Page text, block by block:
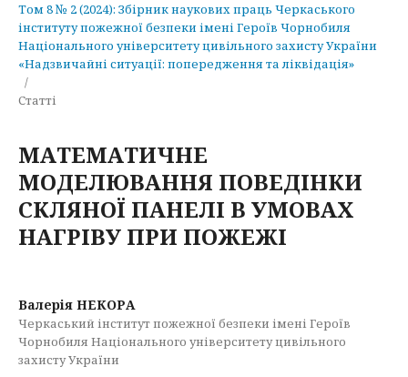
Том 8 № 2 (2024): Збірник наукових праць Черкаського
інституту пожежної безпеки імені Героїв Чорнобиля
Національного університету цивільного захисту України
«Надзвичайні ситуації: попередження та ліквідація»
/
Статті
МАТЕМАТИЧНЕ
МОДЕЛЮВАННЯ ПОВЕДІНКИ
СКЛЯНОЇ ПАНЕЛІ В УМОВАХ
НАГРІВУ ПРИ ПОЖЕЖІ
Валерія НЕКОРА
Черкаський інститут пожежної безпеки імені Героїв
Чорнобиля Національного університету цивільного
захисту України